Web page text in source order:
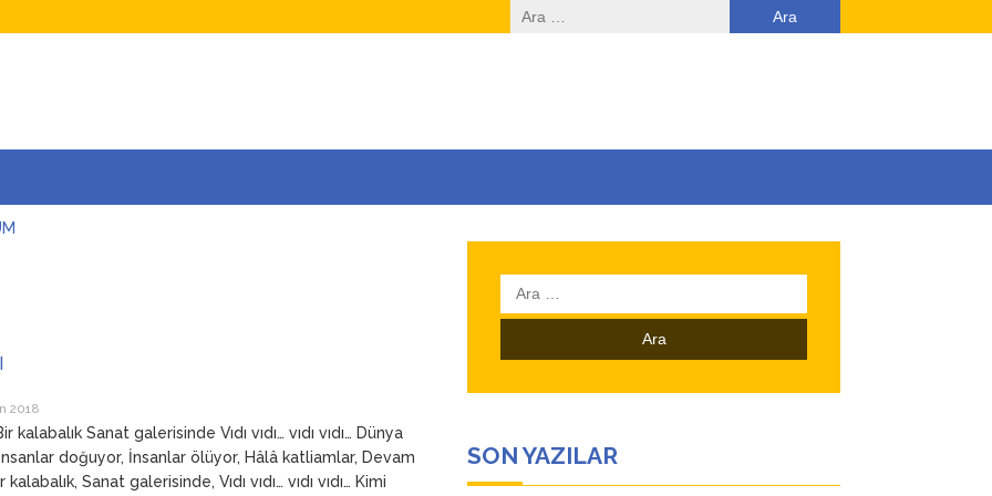
Arama:
2018
kalabalık Sanat galerisinde Vıdı vıdı… vıdı vıdı… Dünya
doğuyor, İnsanlar ölüyor, Hâlâ katliamlar, Devam
Sanat galerisinde, Vıdı vıdı… vıdı vıdı… Kimi
Arama:
SON YAZILAR